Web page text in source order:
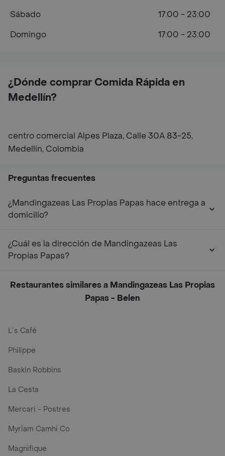
¿Dónde comprar Comida Rápida en
Medellín?
centro comercial Alpes Plaza, Calle 30A 83-25,
Medellín, Colombia
Sábado
17:00 - 23:00
Domingo
17:00 - 23:00
Preguntas frecuentes
¿Mandingazeas Las Propias Papas hace entrega a
domicilio?
¿Cuál es la dirección de Mandingazeas Las
Propias Papas?
Restaurantes similares a Mandingazeas Las Propias
Papas - Belen
L´s Café
Philippe
Baskin Robbins
La Cesta
Mercari - Postres
Myriam Camhi Co
Magnifique